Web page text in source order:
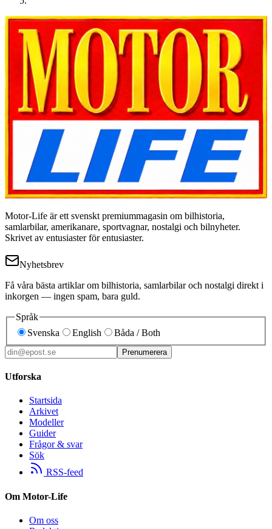
Motor-Life är ett svenskt premiummagasin om bilhistoria,
samlarbilar, amerikanare, sportvagnar, nostalgi och bilnyheter.
Skrivet av entusiaster för entusiaster.
Nyhetsbrev
Få våra bästa artiklar om bilhistoria, samlarbilar och nostalgi direkt i
inkorgen — ingen spam, bara guld.
Språk
Svenska
English Båda / Both
Prenumerera
Utforska
Startsida
Arkivet
Modeller
Guider
Frågor & svar
Sök
RSS-feed
Om Motor-Life
Om oss